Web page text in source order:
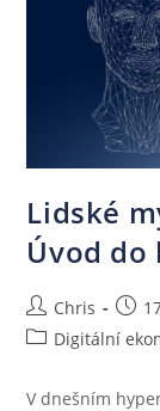
Lidské
Úvod do
Chris
Digitální
V dnešním